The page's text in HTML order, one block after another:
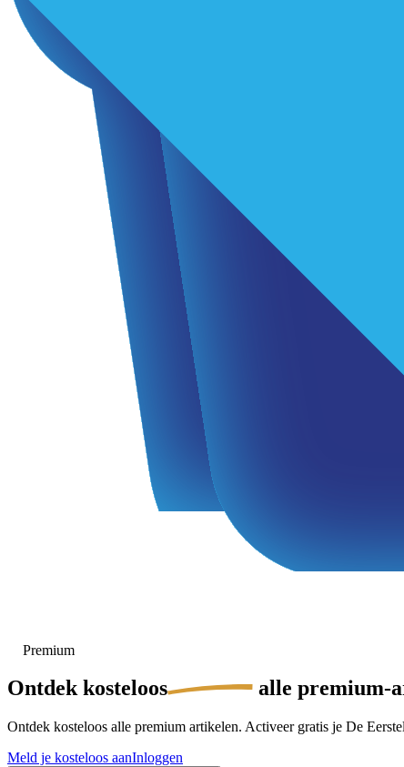
Premium
Ontdekkosteloos alle premium-
Ontdek kosteloos alle premium artikelen. Activeer gratis je De
Meld je kosteloos aanInloggen